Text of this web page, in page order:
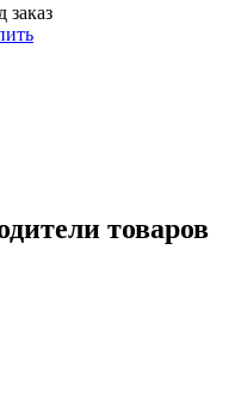
заказ
товаров